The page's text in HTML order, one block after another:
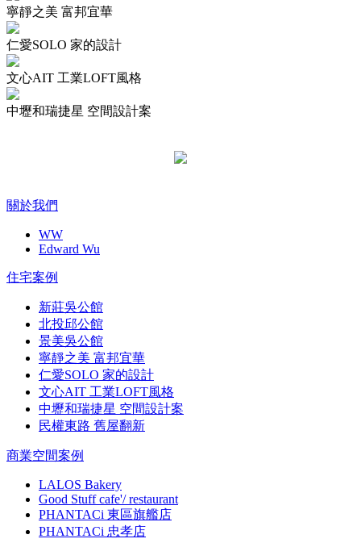
寧靜之美 富邦宜華
仁愛SOLO 家的設計
文心AIT 工業LOFT風格
中壢和瑞捷星 空間設計案
關於我們
WW
Edward Wu
住宅案例
新莊吳公館
北投邱公館
景美吳公館
寧靜之美 富邦宜華
仁愛SOLO 家的設計
文心AIT 工業LOFT風格
中壢和瑞捷星 空間設計案
民權東路 舊屋翻新
商業空間案例
LALOS Bakery
Good Stuff cafe'/ restaurant
PHANTACi 東區旗艦店
PHANTACi 忠孝店